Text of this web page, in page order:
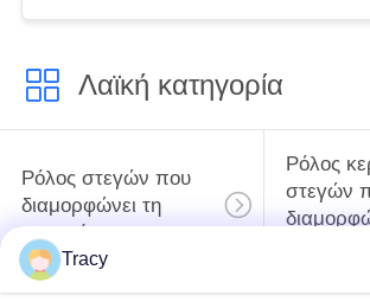
Λαϊκή κατηγορία
Ρόλος στεγών που
διαμορφώνει τη
μηχανή
Ρόλος
στεγών
Tracy